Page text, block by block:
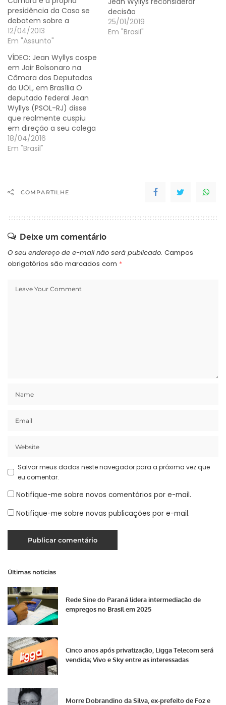
presidência da Casa se
debatem sobre a
permanência do
deputado Pastor Marco
presidência da Comissão
de Direitos Humanos e
Minorias (CDHM), parte
expressiva do PSC, o
próprio deputado e a
chamada bancada
evangélica
compartilham a…
12/04/2013
Em "Assunto"
decisão
25/01/2019
Em "Brasil"
VÍDEO: Jean Wyllys cospe
em Jair Bolsonaro na
Câmara dos Deputados
do UOL, em Brasília O
deputado federal Jean
Wyllys (PSOL-RJ) disse
que realmente cuspiu
em direção a seu colega
Jair Bolsonaro (PSC-RJ) e
afirmou que faria de
deputado disse que não
teme ser processado.
18/04/2016
Em "Brasil"
COMPARTILHE
Deixe um comentário
O seu endereço de e-mail não será publicado. Campos
obrigatórios são marcados com *
Salvar meus dados neste navegador para a próxima vez que
eu comentar.
Notifique-me sobre novos comentários por e-mail.
Notifique-me sobre novas publicações por e-mail.
Últimas notícias
Rede Sine do Paraná lidera intermediação de
empregos no Brasil em 2025
Cinco anos após privatização, Ligga Telecom será
vendida; Vivo e Sky entre as interessadas
Morre Dobrandino da Silva, ex-prefeito de Foz e